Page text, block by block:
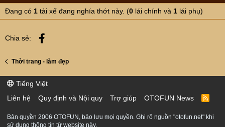
Đang có 1 tài xế đang nghía thớt này. (0 lái chính và 1 lái phụ)
Chia sẻ:
Thời trang - làm đẹp
Tiếng Việt
Liên hệ
Quy định và Nội quy Trợ giúp OTOFUN News
R
S
Bản quyền 2006 OTOFUN, bảo lưu mọi quyền. Ghi rõ nguồn "otofun.net" khi
sử dụng thông tin từ website này.